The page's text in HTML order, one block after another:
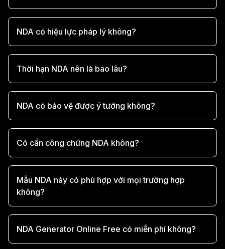
NDA có hiệu lực pháp lý không?
Thời hạn NDA nên là bao lâu?
NDA có bảo vệ được ý tưởng không?
Có cần công chứng NDA không?
Mẫu NDA này có phù hợp với mọi trường hợp
không?
NDA Generator Online Free có miễn phí không?